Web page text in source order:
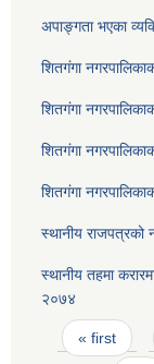
अपाङ्गता भएका
शितगंगा
शितग‌ंगा
शितगंगा
शितग‌ंगा
स्थानीय राजपत्रको
स्थानीय तहमा
२०७४
Pages
« first